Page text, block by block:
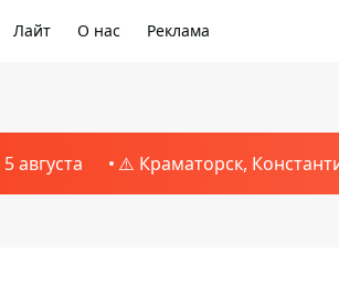
Лайт О нас Реклама
августа ⚠️ Краматорск,